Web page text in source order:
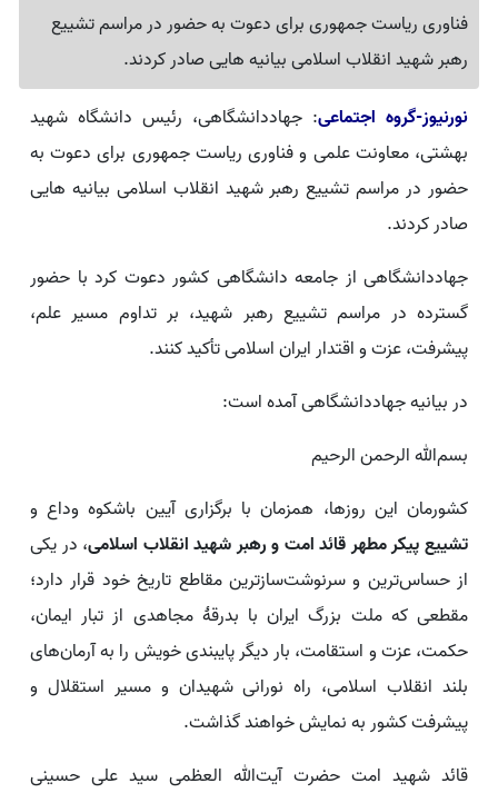
فناوری ریاست جمهوری برای دعوت به حضور در مراسم تشییع
رهبر شهید انقلاب اسلامی بیانیه هایی صادر کردند.
نورنیوز-گروه اجتماعی: جهاددانشگاهی، رئیس دانشگاه شهید
بهشتی، معاونت علمی و فناوری ریاست جمهوری برای دعوت به
حضور در مراسم تشییع رهبر شهید انقلاب اسلامی بیانیه هایی
صادر کردند.
جهاددانشگاهی از جامعه دانشگاهی کشور دعوت کرد با حضور
گسترده در مراسم تشییع رهبر شهید، بر تداوم مسیر علم،
پیشرفت، عزت و اقتدار ایران اسلامی تأکید کنند.
در بیانیه جهاددانشگاهی آمده است:
بسم‌الله الرحمن الرحیم
کشورمان این روزها، همزمان با برگزاری آیین باشکوه وداع و
تشییع پیکر مطهر قائد امت و رهبر شهید انقلاب اسلامی، در یکی
از حساس‌ترین و سرنوشت‌سازترین مقاطع تاریخ خود قرار دارد؛
مقطعی که ملت بزرگ ایران با بدرقهٔ مجاهدی از تبار ایمان،
حکمت، عزت و استقامت، بار دیگر پایبندی خویش را به آرمان‌های
بلند انقلاب اسلامی، راه نورانی شهیدان و مسیر استقلال و
پیشرفت کشور به نمایش خواهند گذاشت.
قائد شهید امت حضرت آیت‌الله العظمی سید علی حسینی